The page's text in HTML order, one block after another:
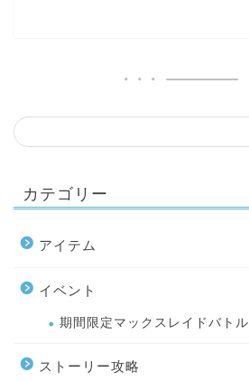
カテゴリー
アイテム
イベント
期間限定マックスレイドバトル
ストーリー攻略